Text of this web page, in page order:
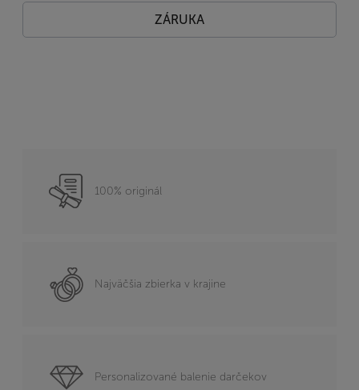
ZÁRUKA
100% originál
Najväčšia zbierka v krajine
Personalizované balenie darčekov